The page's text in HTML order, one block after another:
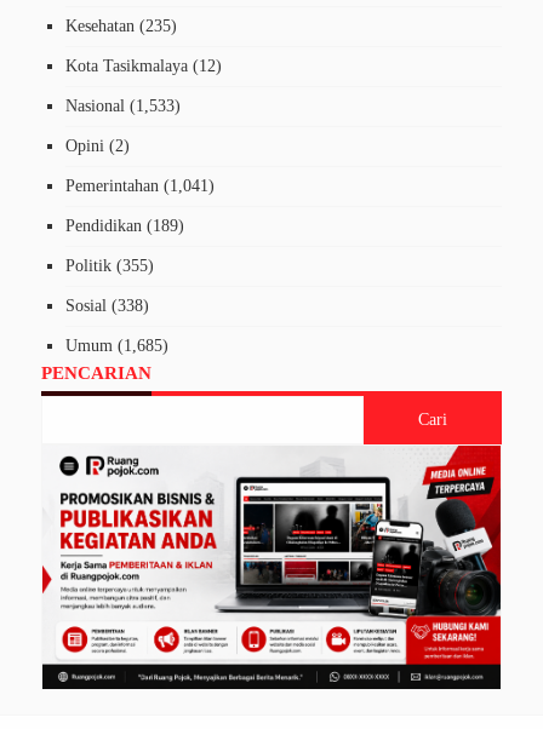
Kesehatan (235)
Kota Tasikmalaya (12)
Nasional (1,533)
Opini (2)
Pemerintahan (1,041)
Pendidikan (189)
Politik (355)
Sosial (338)
Umum (1,685)
PENCARIAN